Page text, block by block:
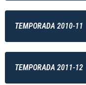
TEMPORADA 2010-11
TEMPORADA 2011-12